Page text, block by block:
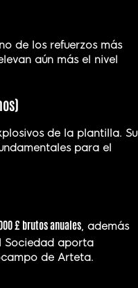
de los refuerzos más
aún más el nivel
de la plantilla. Su
para el
£ brutos anuales, además
Sociedad aporta
de Arteta.